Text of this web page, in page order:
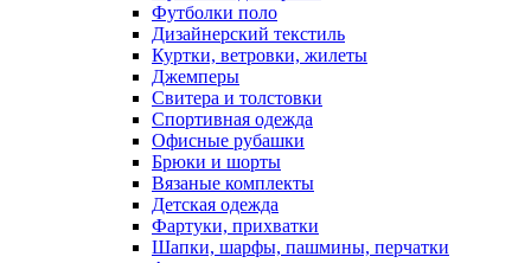
Футболки поло
Дизайнерский текстиль
Куртки, ветровки, жилеты
Джемперы
Свитера и толстовки
Спортивная одежда
Офисные рубашки
Брюки и шорты
Вязаные комплекты
Детская одежда
Фартуки, прихватки
Шапки, шарфы, пашмины, перчатки